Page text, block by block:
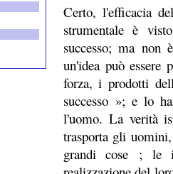
Certo, l'efficacia
strumentale è
successo; ma
un'idea può
forza, i prodotti
successo »; e lo
l'uomo. La verità
trasporta gli
grandi cose ; le